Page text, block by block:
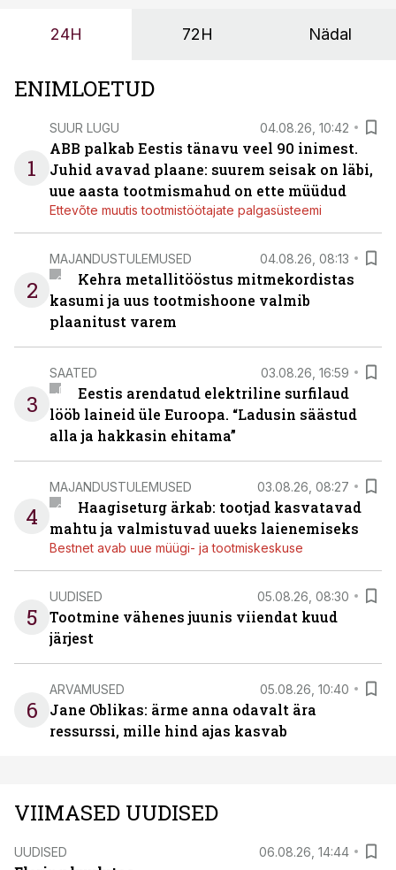
24H 72H Nädal
ENIMLOETUD
1
SUUR LUGU 04.08.26, 10:42
ABB palkab Eestis tänavu veel 90 inimest.
Juhid avavad plaane: suurem seisak on läbi,
uue aasta tootmismahud on ette müüdud
Ettevõte muutis tootmistöötajate palgasüsteemi
2
MAJANDUSTULEMUSED 04.08.26, 08:13
Kehra metallitööstus mitmekordistas
kasumi ja uus tootmishoone valmib
plaanitust varem
3
SAATED 03.08.26, 16:59
Eestis arendatud elektriline surfilaud
lööb laineid üle Euroopa. “Ladusin säästud
alla ja hakkasin ehitama”
4
MAJANDUSTULEMUSED 03.08.26, 08:27
Haagiseturg ärkab: tootjad kasvatavad
mahtu ja valmistuvad uueks laienemiseks
Bestnet avab uue müügi- ja tootmiskeskuse
5
UUDISED 05.08.26, 08:30
Tootmine vähenes juunis viiendat kuud
järjest
6
ARVAMUSED 05.08.26, 10:40
Jane Oblikas: ärme anna odavalt ära
ressurssi, mille hind ajas kasvab
VIIMASED UUDISED
UUDISED 06.08.26, 14:44